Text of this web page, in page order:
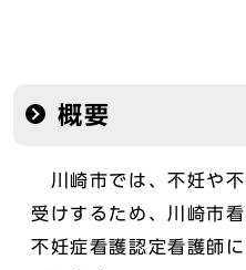
概要
川崎市では、不妊や不
受けするため、川崎市
不妊症看護認定看護師